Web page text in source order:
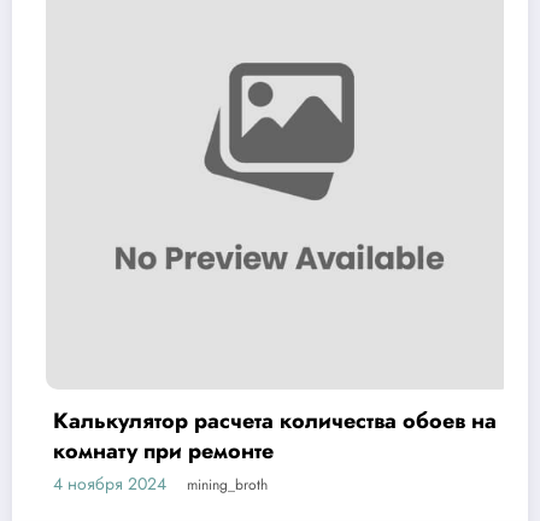
Калькулятор расчета количества обоев на
комнату при ремонте
4 ноября 2024 mining_broth